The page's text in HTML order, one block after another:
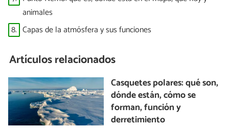
animales
8. Capas de la atmósfera y sus funciones
Artículos relacionados
Casquetes polares: qué son,
dónde están, cómo se
forman, función y
derretimiento